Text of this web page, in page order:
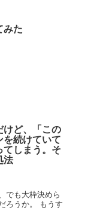
みた
けど、「この
を続けていて
てしまう。そ
法
でも大枠決めら
ろうか。 もうす